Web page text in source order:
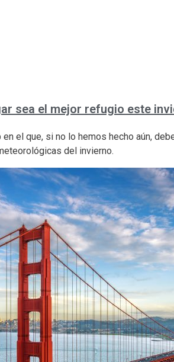
sea el mejor refugio este
el que, si no lo hemos hecho aún,
del invierno.